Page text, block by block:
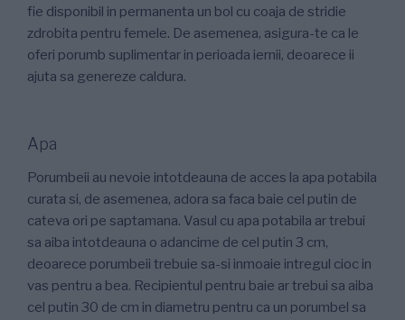
fie disponibil in permanenta un bol cu coaja de stridie
zdrobita pentru femele. De asemenea, asigura-te ca le
oferi porumb suplimentar in perioada iernii, deoarece ii
ajuta sa genereze caldura.
Apa
Porumbeii au nevoie intotdeauna de acces la apa potabila
curata si, de asemenea, adora sa faca baie cel putin de
cateva ori pe saptamana. Vasul cu apa potabila ar trebui
sa aiba intotdeauna o adancime de cel putin 3 cm,
deoarece porumbeii trebuie sa-si inmoaie intregul cioc in
vas pentru a bea. Recipientul pentru baie ar trebui sa aiba
cel putin 30 de cm in diametru pentru ca un porumbel sa